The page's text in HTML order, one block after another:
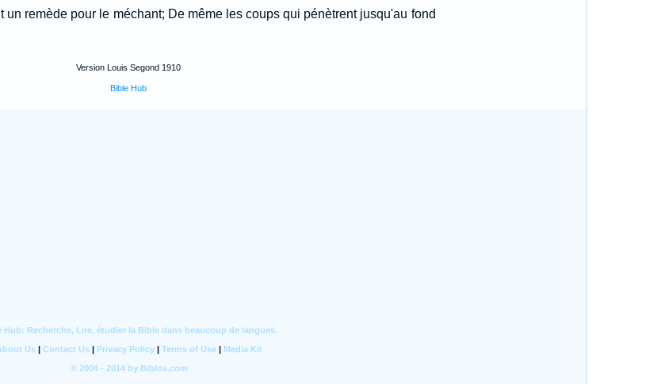
un remède pour le méchant; De même les coups qui pénètrent jusqu'au fond
Version Louis Segond 1910
Bible Hub